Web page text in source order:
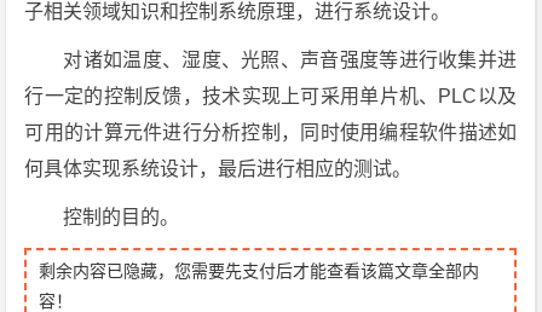
子相关领域知识和控制系统原理，进行系统设计。
对诸如温度、湿度、光照、声音强度等进行收集并进
行一定的控制反馈，技术实现上可采用单片机、PLC以及
可用的计算元件进行分析控制，同时使用编程软件描述如
何具体实现系统设计，最后进行相应的测试。
控制的目的。
剩余内容已隐藏，您需要先支付后才能查看该篇文章全部内
容！